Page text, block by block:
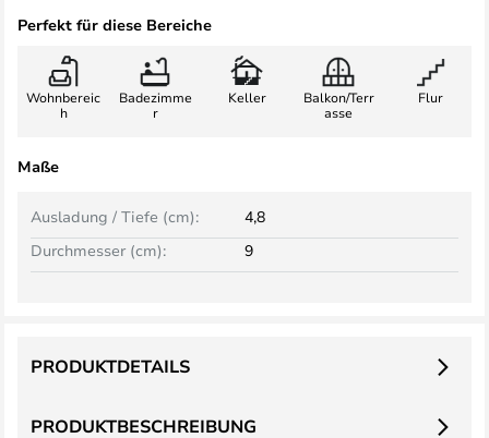
Perfekt für diese Bereiche
Wohnbereic
h
Badezimme
r
Keller
Balkon/Terr
asse
Flur
Maße
Ausladung / Tiefe (cm):
4,8
Durchmesser (cm):
9
PRODUKTBESCHREIBUNG
PRODUKTDETAILS